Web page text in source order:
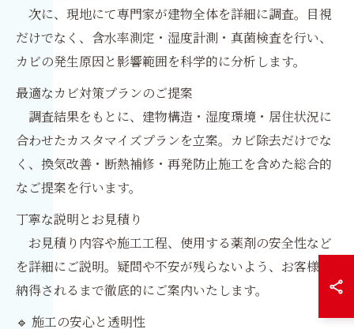
次に、現地にて専門家が建物全体を詳細に調査。目視
だけでなく、含水率測定・湿度計測・真菌検査を行い、
カビの発生原因と影響範囲を科学的に分析します。
最適なカビ対策プランのご提案
調査結果をもとに、建物構造・湿度環境・居住状況に
合わせたカスタマイズプランを立案。カビ除去だけでな
く、換気改善・断熱補修・再発防止施工を含めた総合的
なご提案を行います。
丁寧な説明とお見積り
お見積り内容や施工工程、使用する薬剤の安全性など
を詳細にご説明。疑問や不安が残らないよう、お客様が
納得されるまで徹底的にご案内いたします。
🔹 施工の安心と透明性